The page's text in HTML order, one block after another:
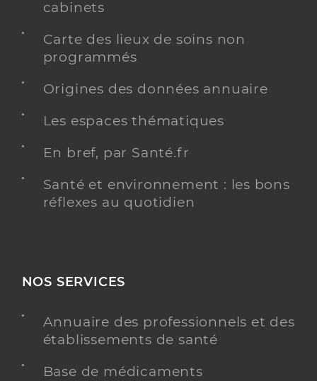
cabinets
Carte des lieux de soins non
programmés
Origines des données annuaire
Les espaces thématiques
En bref, par Santé.fr
Santé et environnement : les bons
réflexes au quotidien
NOS SERVICES
Annuaire des professionnels et des
établissements de santé
Base de médicaments